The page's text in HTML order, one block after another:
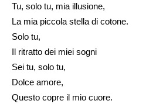
Tu, solo tu, mia illusione,
La mia piccola stella di cotone.
Solo tu,
Il ritratto dei miei sogni
Sei tu, solo tu,
Dolce amore,
Questo copre il mio cuore.